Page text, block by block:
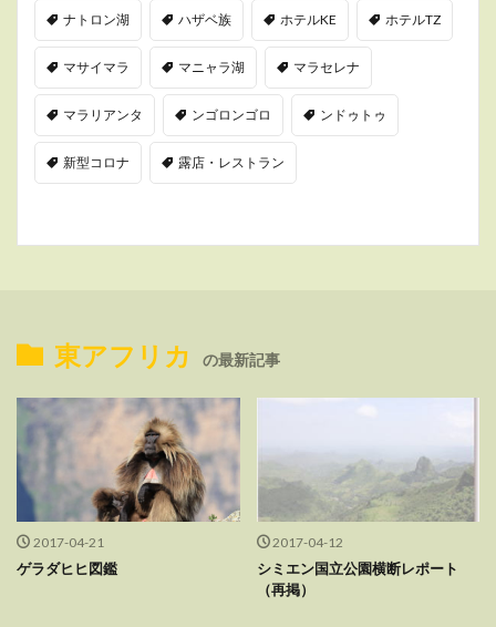
ナトロン湖 ハザベ族 ホテルKE ホテルTZ
マサイマラ マニャラ湖 マラセレナ
マラリアンタ ンゴロンゴロ ンドゥトゥ
新型コロナ 露店・レストラン
東アフリカ の最新記事
2017-04-21
ゲラダヒヒ図鑑
2017-04-12
シミエン国立公園横断レポート
（再掲）